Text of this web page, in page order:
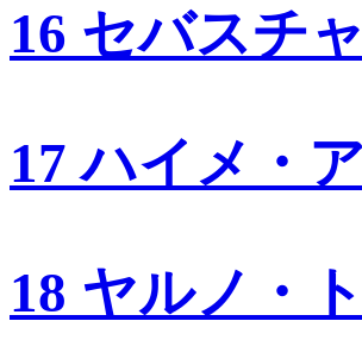
16 セバスチ
17 ハイメ・
18 ヤルノ・